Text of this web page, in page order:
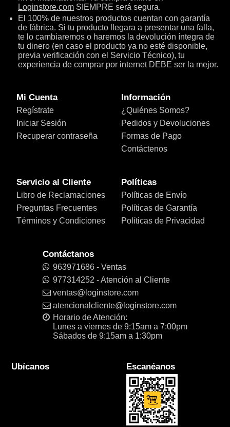
Loginstore.com SIEMPRE será segura.
El 100% de nuestros productos cuentan con garantía
de fábrica. Si tu producto llegara a presentar una falla,
te lo cambiaremos o haremos la devolución íntegra de
tu dinero (en caso el producto ya no esté disponible,
previa verificación con el Servicio Técnico), tu
experiencia de comprar por internet DEBE ser la mejor.
Mi Cuenta
Regístrate
Iniciar Sesión
Recuperar contraseña
Información
¿Quiénes Somos?
Pedidos y Devoluciones
Formas de Pago
Contáctenos
Servicio al Cliente
Libro de Reclamaciones
Preguntas Frecuentes
Términos y Condiciones
Políticas
Políticas de Envío
Políticas de Garantía
Políticas de Privacidad
Contáctanos
963971686 - Ventas
977314252 - Atención al Cliente
ventas@loginstore.com
atencionalcliente@loginstore.com
Horario de Atención:
Lunes a viernes de 9:15am a 7:00pm
Sábados de 9:15am a 1:30pm
Ubícanos Escanéanos